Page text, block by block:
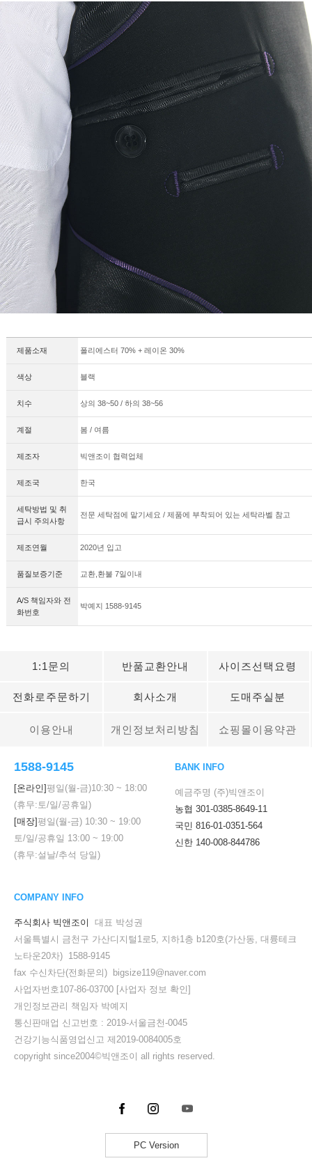
제품소재 폴리에스터 70% + 레이온 30%
색상 블랙
치수 상의 38~50 / 하의 38~56
계절 봄 / 여름
제조자 빅앤조이 협력업체
제조국 한국
세탁방법 및 취
급시 주의사항
전문 세탁점에 맡기세요 / 제품에 부착되어 있는 세탁라벨 참고
제조연월 2020년 입고
품질보증기준 교환,환불 7일이내
A/S 책임자와 전
화번호
박예지 1588-9145
1:1문의 반품교환안내 사이즈선택요령
전화로주문하기 회사소개 도매주실분
이용안내 개인정보처리방침 쇼핑몰이용약관
1588-9145
[온라인]평일(월-금)10:30 ~ 18:00
(휴무:토/일/공휴일)
[매장]평일(월-금) 10:30 ~ 19:00
토/일/공휴일 13:00 ~ 19:00
(휴무:설날/추석 당일)
BANK INFO
예금주명 (주)빅앤조이
농협 301-0385-8649-11
국민 816-01-0351-564
신한 140-008-844786
COMPANY INFO
주식회사 빅앤조이
대표 박성권
서울특별시 금천구 가산디지털1로5, 지하1층 b120호(가산동, 대륭테크
노타운20차) 1588-9145
fax 수신차단(전화문의) bigsize119@naver.com
사업자번호107-86-03700 [사업자 정보 확인]
개인정보관리 책임자 박예지
통신판매업 신고번호 : 2019-서울금천-0045
건강기능식품영업신고 제2019-0084005호
copyright since2004©빅앤조이 all rights reserved.
PC Version